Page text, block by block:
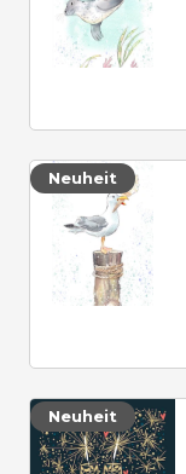
Neuheit
Neuheit